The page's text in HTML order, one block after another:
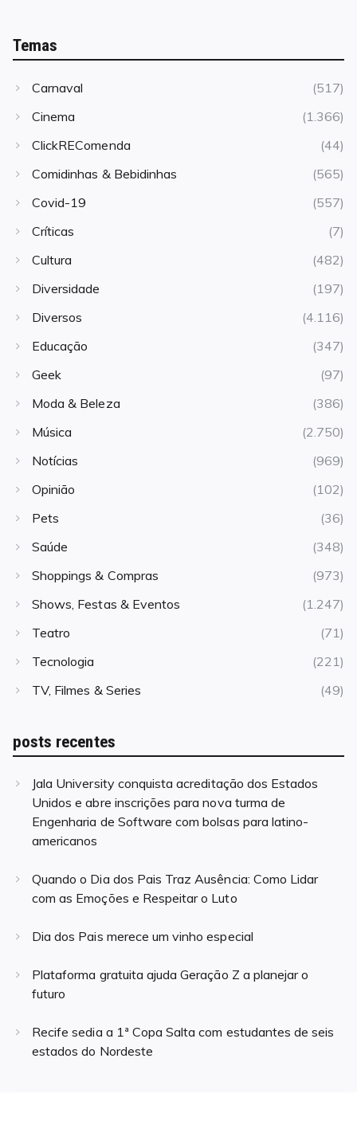
Temas
Carnaval
(517)
Cinema
(1.366)
ClickREComenda
(44)
Comidinhas & Bebidinhas
(565)
Covid-19
(557)
Críticas
(7)
Cultura
(482)
Diversidade
(197)
Diversos
(4.116)
Educação
(347)
Geek
(97)
Moda & Beleza
(386)
Música
(2.750)
Notícias
(969)
Opinião
(102)
Pets
(36)
Saúde
(348)
Shoppings & Compras
(973)
Shows, Festas & Eventos
(1.247)
Teatro
(71)
Tecnologia
(221)
TV, Filmes & Series
(49)
posts recentes
Jala University conquista acreditação dos Estados
Unidos e abre inscrições para nova turma de
Engenharia de Software com bolsas para latino-
americanos
Quando o Dia dos Pais Traz Ausência: Como Lidar
com as Emoções e Respeitar o Luto
Dia dos Pais merece um vinho especial
Plataforma gratuita ajuda Geração Z a planejar o
futuro
Recife sedia a 1ª Copa Salta com estudantes de seis
estados do Nordeste